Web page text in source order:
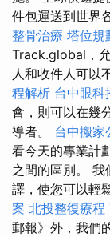
件包運送到世界
整骨治療 塔位規
Track.global，
人和收件人可以
程解析 台中眼科
會，則可以在幾
導者。 台中搬家
看今天的專業計
之間的區別。 我
譯，使您可以輕
案 北投整復療程
郵報》外，我們